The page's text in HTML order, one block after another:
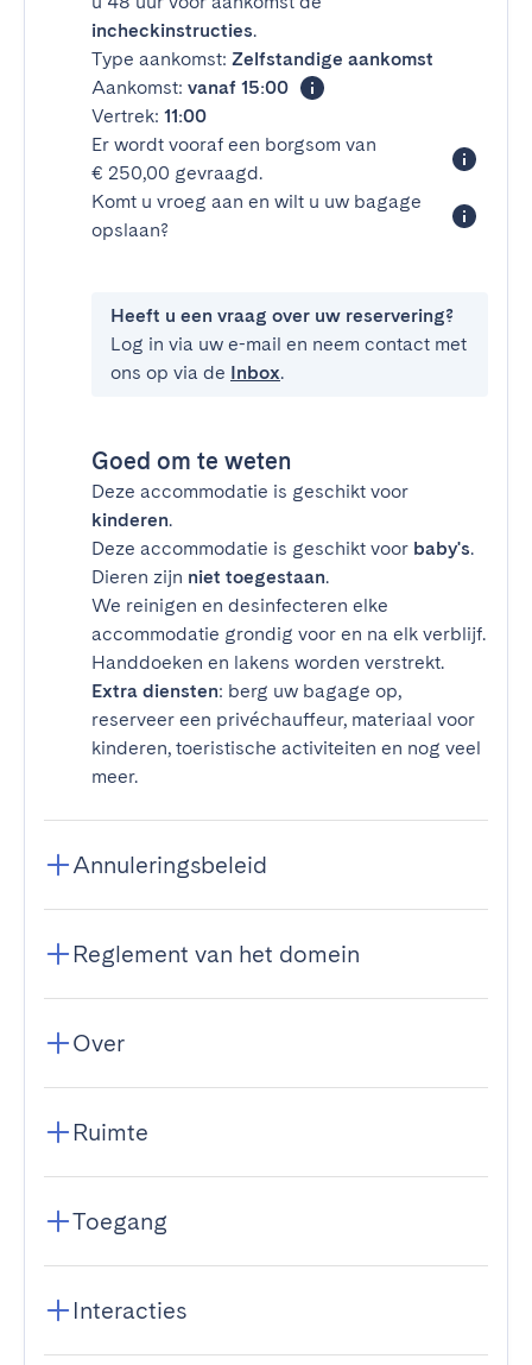
incheckinstructies.
Type aankomst: Zelfstandige aankomst
Aankomst: vanaf 15:00
Vertrek: 11:00
Er wordt vooraf een borgsom van
€ 250,00 gevraagd.
Komt u vroeg aan en wilt u uw bagage
opslaan?
Heeft u een vraag over uw reservering?
Log in via uw e-mail en neem contact met
ons op via de Inbox.
Goed om te weten
Deze accommodatie is geschikt voor
kinderen.
Deze accommodatie is geschikt voor baby's.
Dieren zijn niet toegestaan.
We reinigen en desinfecteren elke
accommodatie grondig voor en na elk verblijf.
Handdoeken en lakens worden verstrekt.
Extra diensten: berg uw bagage op,
reserveer een privéchauffeur, materiaal voor
kinderen, toeristische activiteiten en nog veel
meer.
Annuleringsbeleid
Reglement van het domein
Over
Ruimte
Toegang
Interacties